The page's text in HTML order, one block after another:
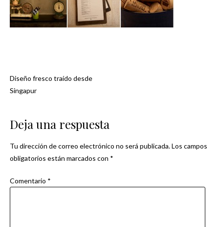
Navegación
Diseño fresco traído desde
Singapur
Deja una respuesta
Tu dirección de correo electrónico no será publicada.Los campos
obligatorios están marcados con *
Comentario *